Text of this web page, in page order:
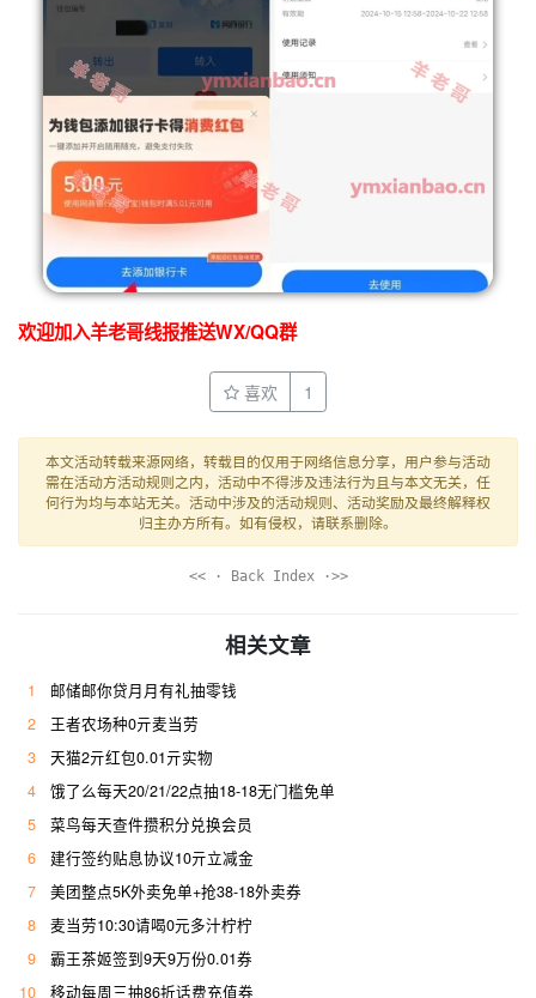
欢迎加入羊老哥线报推送WX/QQ群
喜欢 1
本文活动转载来源网络，转载目的仅用于网络信息分享，用户参与活动
需在活动方活动规则之内，活动中不得涉及违法行为且与本文无关，任
何行为均与本站无关。活动中涉及的活动规则、活动奖励及最终解释权
归主办方所有。如有侵权，请联系删除。
<< · Back Index ·>>
相关文章
1
邮储邮你贷月月有礼抽零钱
2
王者农场种0亓麦当劳
3
天猫2亓红包0.01亓实物
4
饿了么每天20/21/22点抽18-18无门槛免单
5
菜鸟每天查件攒积分兑换会员
6
建行签约贴息协议10亓立减金
7
美团整点5K外卖免单+抢38-18外卖券
8
麦当劳10:30请喝0元多汁柠柠
9
霸王茶姬签到9天9万份0.01券
10
移动每周三抽86折话费充值券